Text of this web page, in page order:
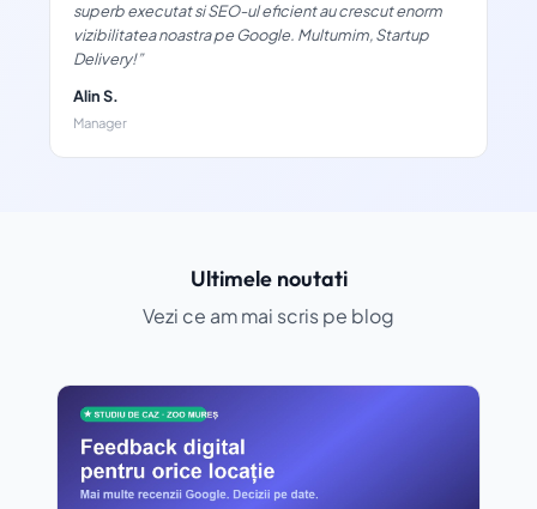
superb executat si SEO-ul eficient au crescut enorm
vizibilitatea noastra pe Google. Multumim, Startup
Delivery!”
Alin S.
Manager
Ultimele noutati
Vezi ce am mai scris pe blog